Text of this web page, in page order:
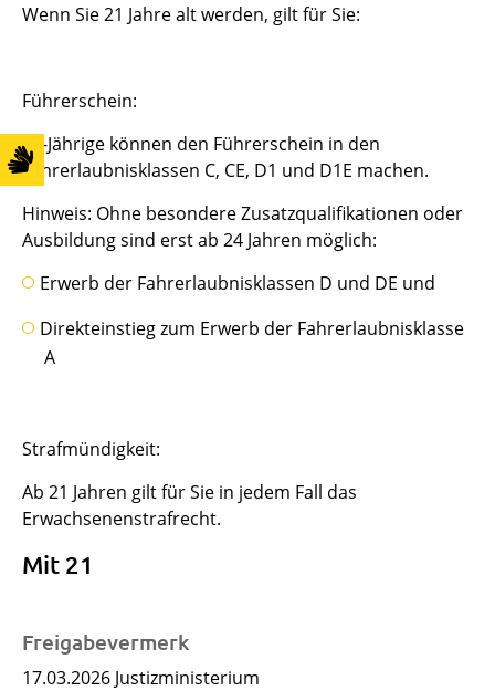
Mit 21
Wenn Sie 21 Jahre alt werden, gilt für Sie:
Führerschein:
21-Jährige können den Führerschein in den
Fahrerlaubnisklassen C, CE, D1 und D1E machen.
Hinweis: Ohne besondere Zusatzqualifikationen oder
Ausbildung sind erst ab 24 Jahren möglich:
Erwerb der Fahrerlaubnisklassen D und DE und
Direkteinstieg zum Erwerb der Fahrerlaubnisklasse
A
Strafmündigkeit:
Ab 21 Jahren gilt für Sie in jedem Fall das
Erwachsenenstrafrecht.
Freigabevermerk
17.03.2026 Justizministerium